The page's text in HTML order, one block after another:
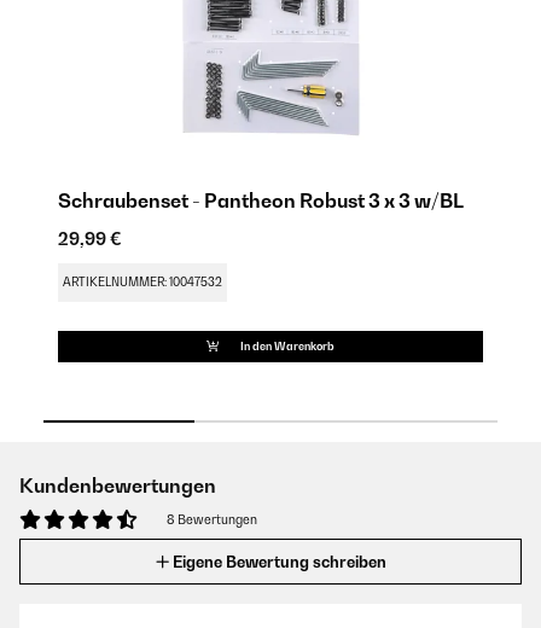
Schraubenset - Pantheon Robust 3 x 3 w/BL
29,99 €
ARTIKELNUMMER: 10047532
In den Warenkorb
Kundenbewertungen
8 Bewertungen
Eigene Bewertung schreiben